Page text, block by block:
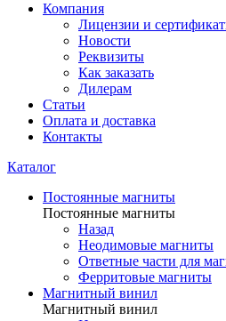
Компания
Лицензии и
Новости
Реквизиты
Как заказать
Дилерам
Статьи
Оплата и доставка
Контакты
Каталог
Постоянные магниты
Постоянные магниты
Назад
Неодимовые магниты
Ответные части для
Ферритовые магниты
Магнитный винил
Магнитный винил